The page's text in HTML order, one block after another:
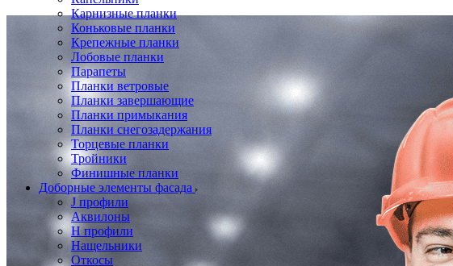
Карнизные планки
Коньковые планки
Крепежные планки
Лобовые планки
Парапеты
Планки ветровые
Планки завершающие
Планки примыкания
Планки снегозадержания
Торцевые планки
Тройники
Финишные планки
Доборные элементы фасада
J профили
Аквилоны
Н профили
Нащельники
Откосы